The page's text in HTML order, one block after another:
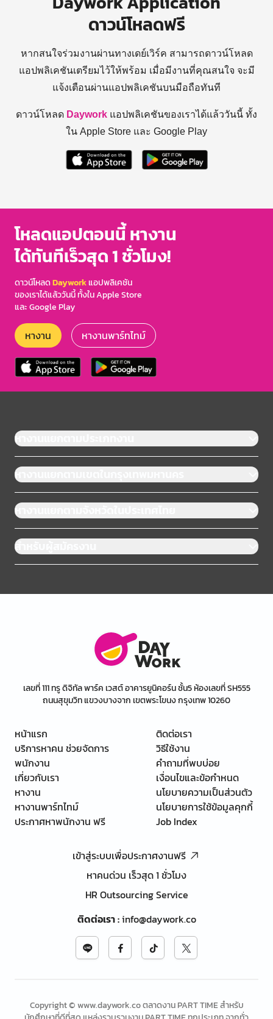
ดาวน์โหลดฟรี
หากสนใจร่วมงานผ่านทางเดย์เวิร์ค สามารถดาวน์โหลด
แอปพลิเคชันเตรียมไว้ให้พร้อม เมื่อมีงานที่คุณสนใจ จะมี
แจ้งเตือนผ่านแอปพลิเคชันบนมือถือทันที
ดาวน์โหลด Daywork แอปพลิเคชันของเราได้แล้ววันนี้ ทั้ง
ใน Apple Store และ Google Play
โหลดแอปตอนนี้ หางาน
ได้ทันทีเร็วสุด 1 ชั่วโมง!
ดาวน์โหลดDayworkแอปพลิเคชัน
ของเราได้แล้ววันนี้ ทั้งใน Apple Store
และ Google Play
หางาน หางานพาร์ทไทม์
หางานแยกตามประเภทงาน
หางานแยกตามเขตในกรุงเทพมหานคร
หางานแยกตามจังหวัดในประเทศไทย
สำหรับผู้สมัครงาน
เลขที่ 111 ทรู ดิจิทัล พาร์ค เวสต์ อาคารยูนิคอร์น ชั้น5 ห้องเลขที่ SH555
ถนนสุขุมวิท แขวงบางจาก เขตพระโขนง กรุงเทพ 10260
หน้าแรก
บริการหาคน ช่วยจัดการ
พนักงาน
เกี่ยวกับเรา
หางาน
หางานพาร์ทไทม์
ประกาศหาพนักงาน ฟรี
ติดต่อเรา
วิธีใช้งาน
คำถามที่พบบ่อย
เงื่อนไขและข้อกำหนด
นโยบายความเป็นส่วนตัว
นโยบายการใช้ข้อมูลคุกกี้
Job Index
เข้าสู่ระบบเพื่อประกาศงานฟรี
หาคนด่วน เร็วสุด 1 ชั่วโมง
HR Outsourcing Service
ติดต่อเรา:info@daywork.co
Copyright © www.daywork.co ตลาดงาน PART TIME สำหรับ